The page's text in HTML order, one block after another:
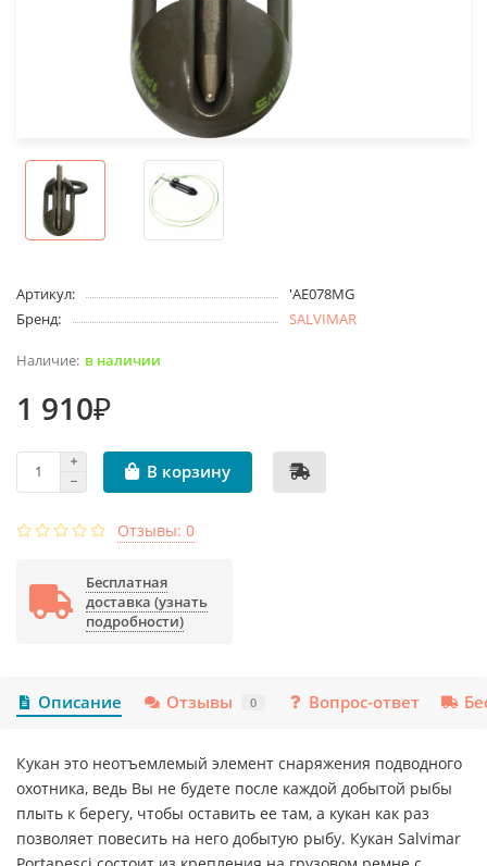
Артикул:
'AE078MG
Бренд:
SALVIMAR
в наличии
1 910₽
В корзину
Отзывы: 0
Бесплатная
доставка (узнать
подробности)
Описание Отзывы 0 Вопрос-ответ
Кукан это неотъемлемый элемент снаряжения подводного
охотника, ведь Вы не будете после каждой добытой рыбы
плыть к берегу, чтобы оставить ее там, а кукан как раз
позволяет повесить на него добытую рыбу. Кукан Salvimar